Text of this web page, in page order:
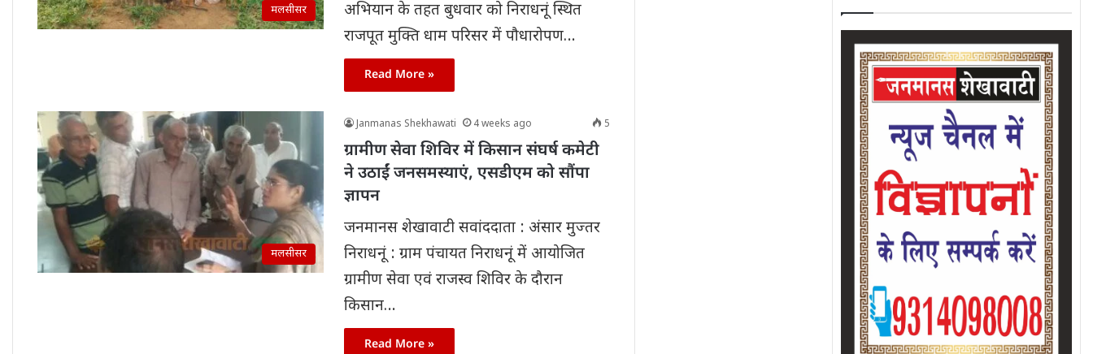
मलसीसर
अभियान के तहत बुधवार को निराधनूं स्थित
राजपूत मुक्ति धाम परिसर में पौधारोपण…
Read More »
मलसीसर
Janmanas Shekhawati 4 weeks ago 5
ग्रामीण सेवा शिविर में किसान संघर्ष कमेटी
ने उठाईं जनसमस्याएं, एसडीएम को सौंपा
ज्ञापन
जनमानस शेखावाटी सवांददाता : अंसार मुज्तर
निराधनूं : ग्राम पंचायत निराधनूं में आयोजित
ग्रामीण सेवा एवं राजस्व शिविर के दौरान
किसान…
Read More »